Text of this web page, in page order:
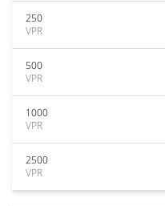
250
VPR
500
VPR
1000
VPR
2500
VPR